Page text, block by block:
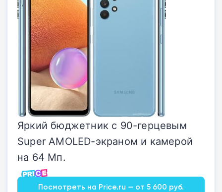
Яркий бюджетник с 90-герцевым
Super AMOLED-экраном и камерой
на 64 Мп.
Посмотреть на Price.ru — от 5 600 руб.